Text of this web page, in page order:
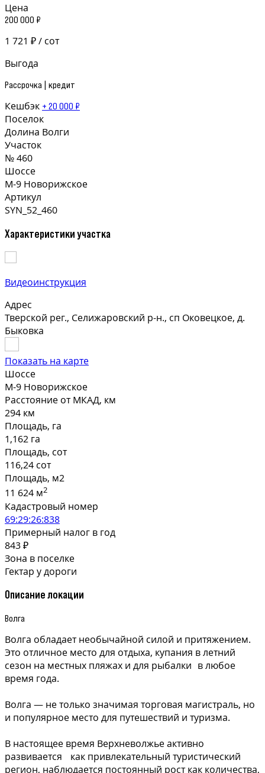
Цена
200 000 ₽
1 721 ₽ / сот
Выгода
Рассрочка | кредит
Кешбэк + 20 000 ₽
Поселок
Долина Волги
Участок
№ 460
Шоссе
М-9 Новорижское
Артикул
SYN_52_460
Характеристики участка
Видеоинструкция
Адрес
Тверской рег., Селижаровский р-н., сп Оковецкое, д.
Быковка
Показать на карте
Шоссе
М-9 Новорижское
Расстояние от МКАД, км
294 км
Площадь, га
1,162 га
Площадь, сот
116,24 сот
Площадь, м2
11 624 м2
Кадастровый номер
69:29:26:838
Примерный налог в год
843 ₽
Зона в поселке
Гектар у дороги
Описание локации
Волга
Волга обладает необычайной силой и притяжением.
Это отличное место для отдыха, купания в летний
сезон на местных пляжах и для рыбалки в любое
время года.
Волга — не только значимая торговая магистраль, но
и популярное место для путешествий и туризма.
В настоящее время Верхневолжье активно
развивается как привлекательный туристический
регион, наблюдается постоянный рост как количества,